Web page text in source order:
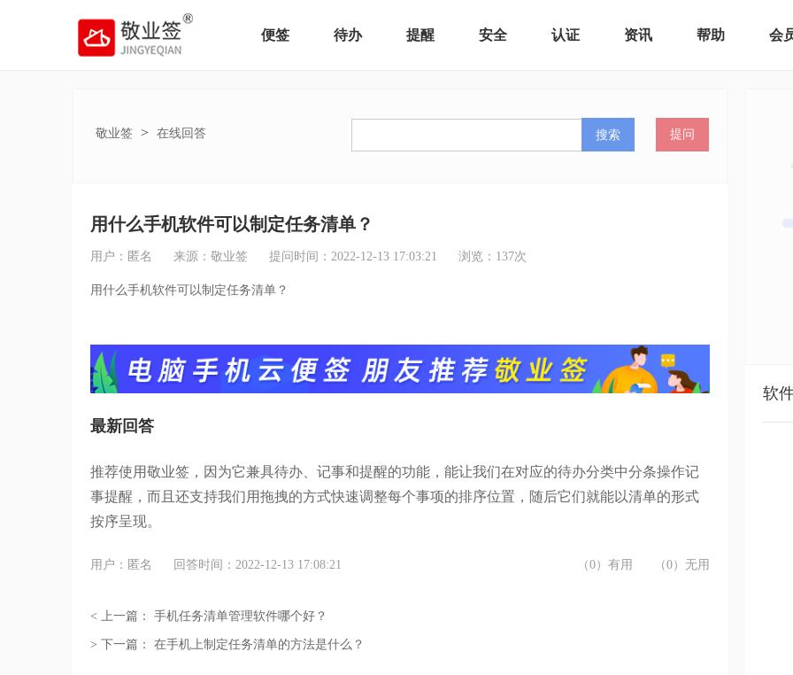
便签 待办 提醒 安全 认证 资讯 帮助 会
敬业签 > 在线回答 搜索 提问
用什么手机软件可以制定任务清单？
用户：匿名 来源：敬业签 提问时间：2022-12-13 17:03:21 浏览： 137次
用什么手机软件可以制定任务清单？
最新回答
推荐使用敬业签，因为它兼具待办、记事和提醒的功能，能让我们在对应的待办分类中分条操作记
事提醒，而且还支持我们用拖拽的方式快速调整每个事项的排序位置，随后它们就能以清单的形式
按序呈现。
用户：匿名 回答时间：2022-12-13 17:08:21 （0）有用 （0）无用
< 上一篇： 手机任务清单管理软件哪个好？
> 下一篇： 在手机上制定任务清单的方法是什么？
软